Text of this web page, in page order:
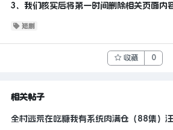
3、我们核实后将第一时间删除相关页面内
短剧
收藏 0
相关帖子
全村逃荒在吃糠我有系统肉满仓（88集）